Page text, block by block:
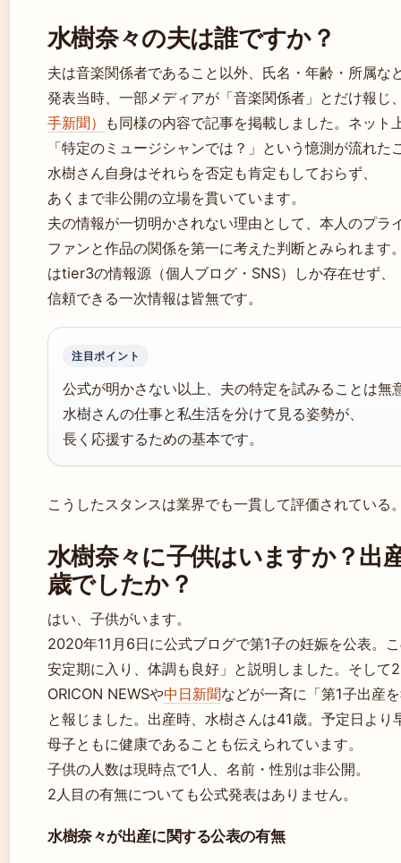
水樹奈々の夫は誰ですか？
夫は音楽関係者であること以外、氏名・年齢・所属な
発表当時、一部メディアが「音楽関係者」とだけ報じ
手新聞）
も同様の内容で記事を掲載しました。ネット
「特定のミュージシャンでは？」という憶測が流れた
水樹さん自身はそれらを否定も肯定もしておらず、
あくまで非公開の立場を貫いています。
夫の情報が一切明かされない理由として、本人のプラ
ファンと作品の関係を第一に考えた判断とみられます
はtier3の情報源（個人ブログ・SNS）しか存在せず、
信頼できる一次情報は皆無です。
注目ポイント
公式が明かさない以上、夫の特定を試みることは無
水樹さんの仕事と私生活を分けて見る姿勢が、
長く応援するための基本です。
こうしたスタンスは業界でも一貫して評価されている
水樹奈々に子供はいますか？出
歳でしたか？
はい、子供がいます。
2020年11月6日に公式ブログで第1子の妊娠を公表。
安定期に入り、体調も良好」と説明しました。そして
ORICON NEWSや中日新聞などが一斉に「第1子出産
と報じました。出産時、水樹さんは41歳。予定日より
母子ともに健康であることも伝えられています。
子供の人数は現時点で1人、名前・性別は非公開。
2人目の有無についても公式発表はありません。
水樹奈々が出産に関する公表の有無